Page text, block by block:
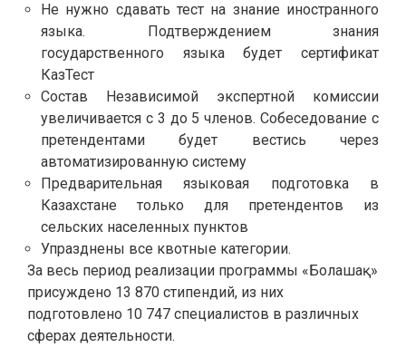
Не нужно сдавать тест на знание иностранного
языка. Подтверждением знания
государственного языка будет сертификат
КазТест
Состав Независимой экспертной комиссии
увеличивается с 3 до 5 членов. Собеседование с
претендентами будет вестись через
автоматизированную систему
Предварительная языковая подготовка в
Казахстане только для претендентов из
сельских населенных пунктов
Упразднены все квотные категории.
За весь период реализации программы «Болашақ»
присуждено 13 870 стипендий, из них
подготовлено 10 747 специалистов в различных
сферах деятельности.